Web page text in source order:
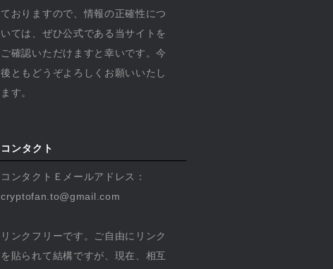
ておりますので、情報の正確性につ
いては、ぜひ公式である当サイトを
ご確認いただけますと幸いです。今
後ともどうぞよろしくお願いいたし
ます。
コンタクト
コンタクトＥメールアドレス：
cryptofan.to@gmail.com
リンクフリーです。ご自由にリンク
を貼られて結構ですが、現在、相互